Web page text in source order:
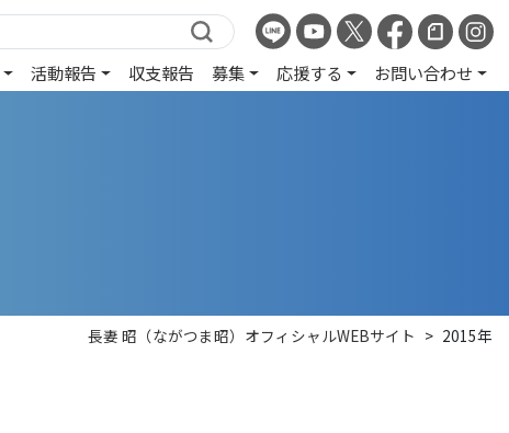
活動報告 収支報告 募集 応援する お問い合わせ
長妻 昭（ながつま昭）オフィシャルWEBサイト > 2015年